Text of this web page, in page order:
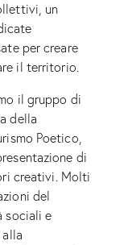
un
per creare
il territorio.
il gruppo di
della
Poetico,
di
creativi. Molti
del
sociali e